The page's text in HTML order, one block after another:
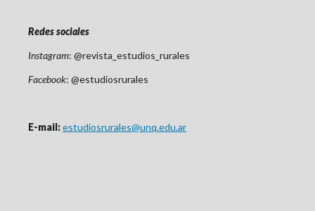
Redes sociales
Instagram: @revista_estudios_rurales
Facebook: @estudiosrurales
E-mail:estudiosrurales@unq.edu.ar